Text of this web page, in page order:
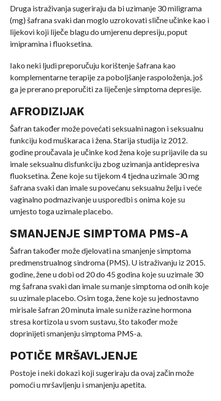
Druga istraživanja sugeriraju da bi uzimanje 30 miligrama
(mg) šafrana svaki dan moglo uzrokovati slične učinke kao i
lijekovi koji liječe blagu do umjerenu depresiju, poput
imipramina i fluoksetina.
Iako neki ljudi preporučuju korištenje šafrana kao
komplementarne terapije za poboljšanje raspoloženja, još
ga je prerano preporučiti za liječenje simptoma depresije.
AFRODIZIJAK
Šafran također može povećati seksualni nagon i seksualnu
funkciju kod muškaraca i žena. Starija studija iz 2012.
godine proučavala je učinke kod žena koje su prijavile da su
imale seksualnu disfunkciju zbog uzimanja antidepresiva
fluoksetina. Žene koje su tijekom 4 tjedna uzimale 30 mg
šafrana svaki dan imale su povećanu seksualnu želju i veće
vaginalno podmazivanje u usporedbi s onima koje su
umjesto toga uzimale placebo.
SMANJENJE SIMPTOMA PMS-A
Šafran također može djelovati na smanjenje simptoma
predmenstrualnog sindroma (PMS). U istraživanju iz 2015.
godine, žene u dobi od 20 do 45 godina koje su uzimale 30
mg šafrana svaki dan imale su manje simptoma od onih koje
su uzimale placebo. Osim toga, žene koje su jednostavno
mirisale šafran 20 minuta imale su niže razine hormona
stresa kortizola u svom sustavu, što također može
doprinijeti smanjenju simptoma PMS-a.
POTIČE MRŠAVLJENJE
Postoje i neki dokazi koji sugeriraju da ovaj začin može
pomoći u mršavljenju i smanjenju apetita.